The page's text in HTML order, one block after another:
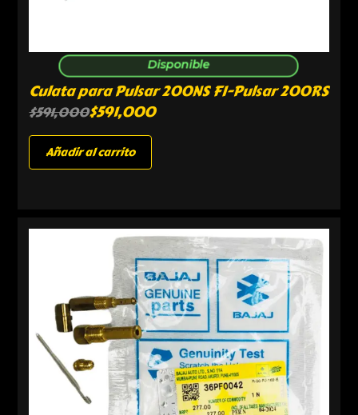
Disponible
Culata para Pulsar 200NS FI-Pulsar 200RS
$591,000$591,000
Añadir al carrito